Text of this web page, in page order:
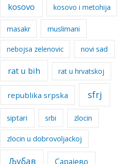
kosovo kosovo i metohija
masakr muslimani
nebojsa zelenovic novi sad
rat u bih rat u hrvatskoj
republika srpska sfrj
siptari srbi zlocin
zlocin u dobrovoljackoj
Љубав Сарајево